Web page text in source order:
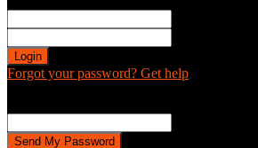
Forgot your password? Get help